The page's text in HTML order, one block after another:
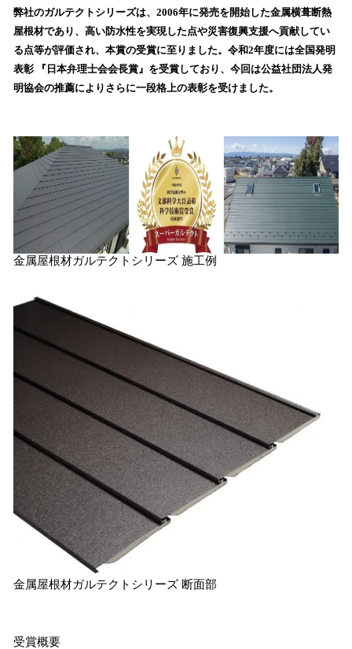
弊社のガルテクトシリーズは、2006年に発売を開始した金属横葺断熱
屋根材であり、高い防水性を実現した点や災害復興支援へ貢献してい
る点等が評価され、本賞の受賞に至りました。令和2年度には全国発明
表彰 『日本弁理士会会長賞』を受賞しており、今回は公益社団法人発
明協会の推薦によりさらに一段格上の表彰を受けました。
金属屋根材ガルテクトシリーズ 施工例
金属屋根材ガルテクトシリーズ 断面部
受賞概要